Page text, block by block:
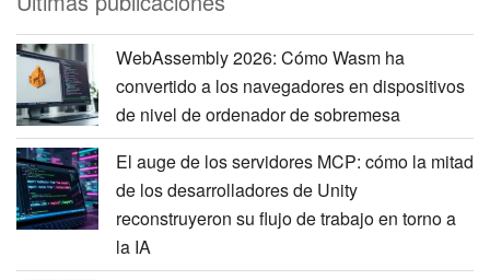
WebAssembly 2026: Cómo Wasm ha
convertido a los navegadores en dispositivos
de nivel de ordenador de sobremesa
El auge de los servidores MCP: cómo la mitad
de los desarrolladores de Unity
reconstruyeron su flujo de trabajo en torno a
la IA